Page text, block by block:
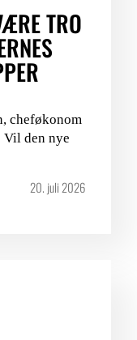
TRO
cheføkonom
den nye
20. juli 2026